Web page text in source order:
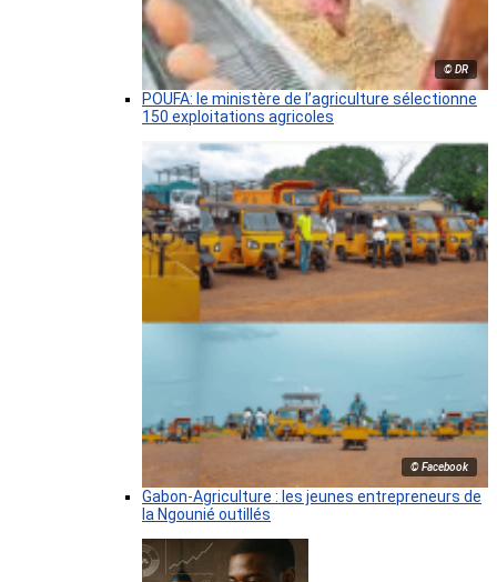
© DR
POUFA: le ministère de l’agriculture sélectionne
150 exploitations agricoles
© Facebook
Gabon-Agriculture : les jeunes entrepreneurs de
la Ngounié outillés